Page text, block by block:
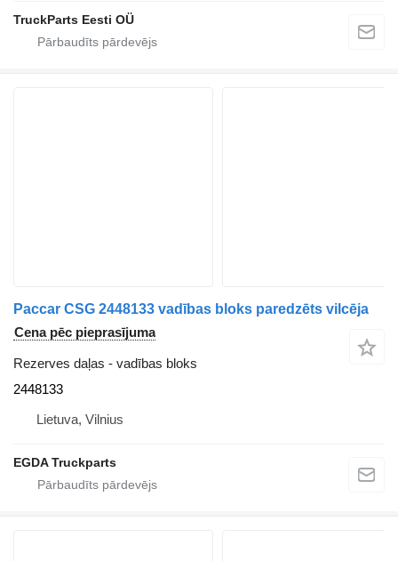
TruckParts Eesti OÜ
Paccar CSG 2448133 vadības bloks paredzēts vilcēja
Cena pēc pieprasījuma
Rezerves daļas - vadības bloks
2448133
Lietuva, Vilnius
EGDA Truckparts